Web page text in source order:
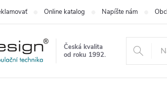
Online katalog Napíšte nám
Česká kvalita
od roku 1992.